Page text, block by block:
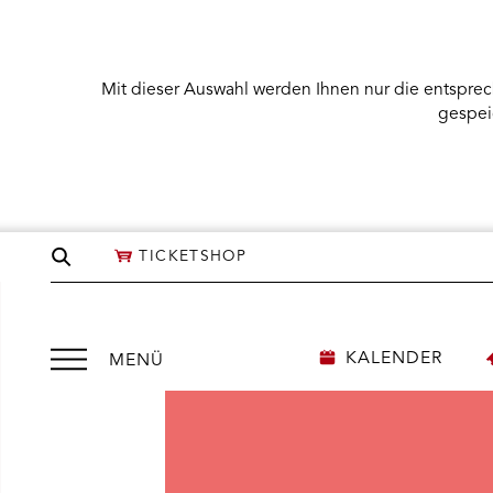
Seite
TICKETSHOP
Mit dieser Auswahl werden Ihnen nur die
MENÜ
Menü
KALENDER